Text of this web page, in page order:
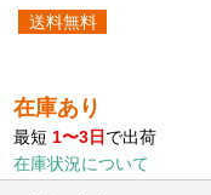
送料無料
在庫あり
最短1〜3日 で出荷
在庫状況について